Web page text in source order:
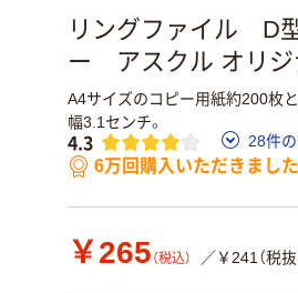
リングファイル
ー アスクル オリジ
A4サイズのコピー用紙約200枚
幅3.1センチ。
4.3 28件
6万回購入いただきました
￥265 （税込） ／￥241（税抜